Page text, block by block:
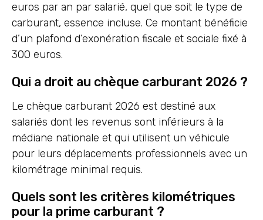
euros par an par salarié, quel que soit le type de
carburant, essence incluse. Ce montant bénéficie
d’un plafond d’exonération fiscale et sociale fixé à
300 euros.
Qui a droit au chèque carburant 2026 ?
Le chèque carburant 2026 est destiné aux
salariés dont les revenus sont inférieurs à la
médiane nationale et qui utilisent un véhicule
pour leurs déplacements professionnels avec un
kilométrage minimal requis.
Quels sont les critères kilométriques
pour la prime carburant ?